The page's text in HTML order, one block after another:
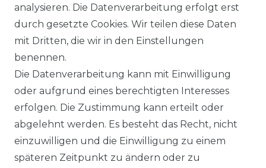
(144262600)
UVP 49,99 €
ab 47,99 € *
inkl. ges. MwSt. Versandkosten
Impressum Daten­schutz­erklärung
analysieren. Die Datenverarbeitung erfolgt erst
durch gesetzte Cookies. Wir teilen diese Daten
mit Dritten, die wir in den Einstellungen
benennen.
Die Datenverarbeitung kann mit Einwilligung
oder aufgrund eines berechtigten Interesses
erfolgen. Die Zustimmung kann erteilt oder
abgelehnt werden. Es besteht das Recht, nicht
einzuwilligen und die Einwilligung zu einem
späteren Zeitpunkt zu ändern oder zu